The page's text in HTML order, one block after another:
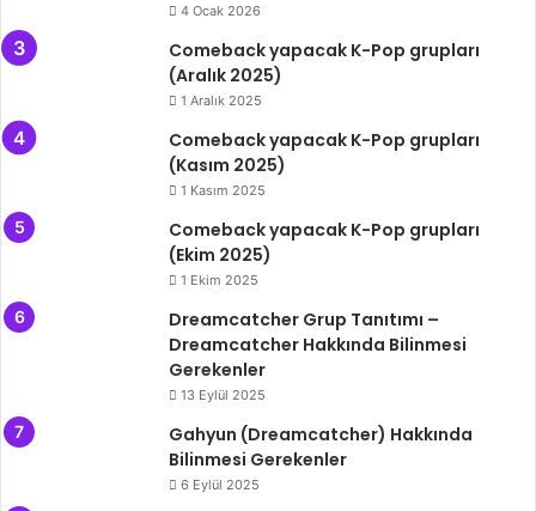
4 Ocak 2026
Comeback yapacak K-Pop grupları
(Aralık 2025)
1 Aralık 2025
Comeback yapacak K-Pop grupları
(Kasım 2025)
1 Kasım 2025
Comeback yapacak K-Pop grupları
(Ekim 2025)
1 Ekim 2025
Dreamcatcher Grup Tanıtımı –
Dreamcatcher Hakkında Bilinmesi
Gerekenler
13 Eylül 2025
Gahyun (Dreamcatcher) Hakkında
Bilinmesi Gerekenler
6 Eylül 2025